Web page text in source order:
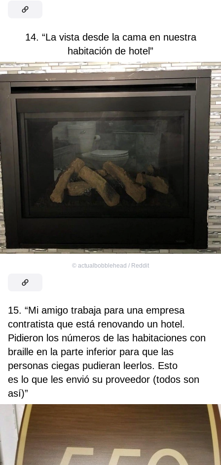
14. “La vista desde la cama en nuestra
habitación de hotel”
© actualbobblehead / Reddit
15. “Mi amigo trabaja para una empresa
contratista que está renovando un hotel.
Pidieron los números de las habitaciones con
braille en la parte inferior para que las
personas ciegas pudieran leerlos. Esto
es lo que les envió su proveedor (todos son
así)”